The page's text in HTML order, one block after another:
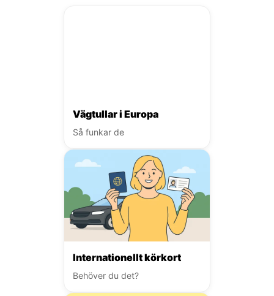
Vägtullar i Europa
Så funkar de
Internationellt körkort
Behöver du det?